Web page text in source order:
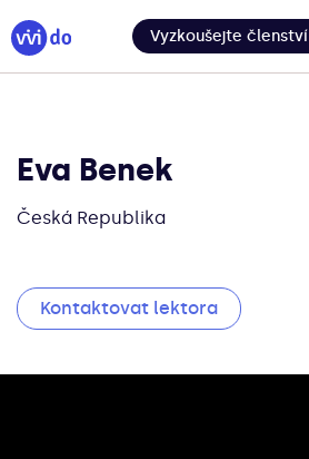
Vyzkoušejte členství
Eva Benek
Česká Republika
Kontaktovat lektora